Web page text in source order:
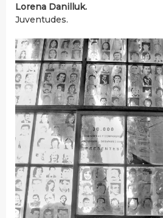
Lorena Danilluk.
Juventudes.